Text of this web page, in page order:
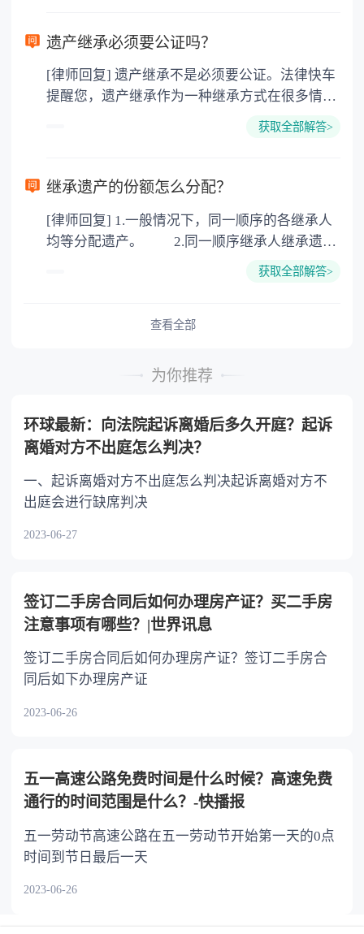
要缴纳公证费，具体如下： 1. 公证费：按房
3. 印花税：按房屋评估价的0.05%缴纳 4. 土
地增值税：按房价1%缴纳 5. 房屋产权登记费：
遗产继承必须要公证吗？
[律师回复] 遗产继承不是必须要公证。法律快车
提醒您，遗产继承作为一种继承方式在很多情况
下都是不需要公证的，当然，如果需要公正的也
以防对财产继承发生纠纷，可以对遗产继承进行
公证。
获取全部解答>
继承遗产的份额怎么分配？
[律师回复] 1.一般情况下，同一顺序的各继承人
均等分配遗产。 2.同一顺序继承人继承遗产
或者与被继承人共同生活的继承人，分配遗产
的继承人，不尽扶养义务的，分配遗产时，应当
获取全部解答>
查看全部
为你推荐
环球最新：向法院起诉离婚后多久开庭？起诉
离婚对方不出庭怎么判决？
一、起诉离婚对方不出庭怎么判决起诉离婚对方不
出庭会进行缺席判决
2023-06-27
签订二手房合同后如何办理房产证？买二手房
注意事项有哪些？|世界讯息
签订二手房合同后如何办理房产证？签订二手房合
同后如下办理房产证
2023-06-26
五一高速公路免费时间是什么时候？高速免费
通行的时间范围是什么？-快播报
五一劳动节高速公路在五一劳动节开始第一天的0点
时间到节日最后一天
2023-06-26